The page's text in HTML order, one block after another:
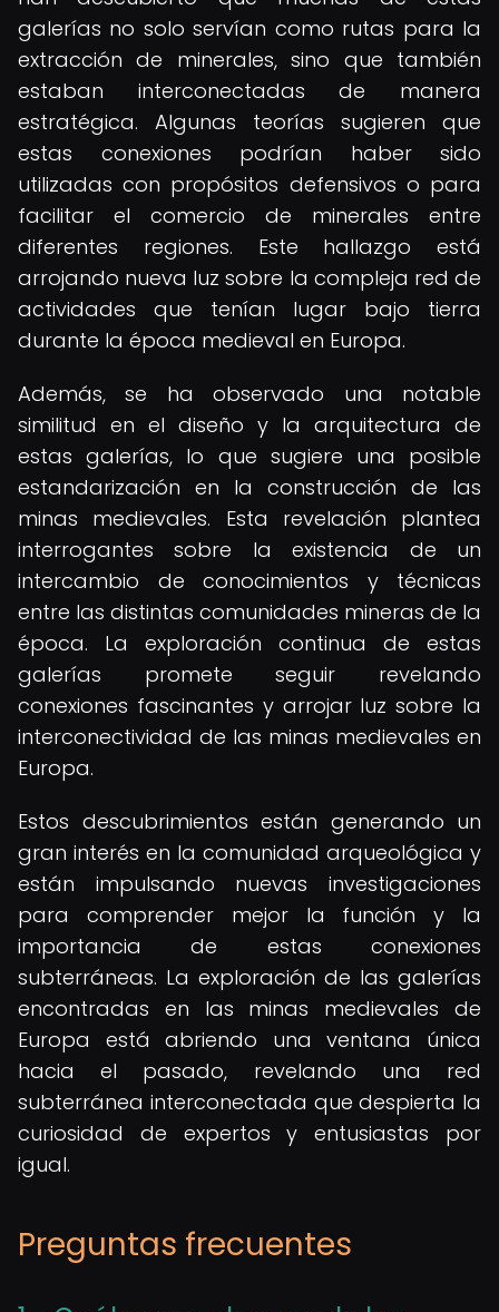
galerías no solo servían como rutas para la
extracción de minerales, sino que también
estaban interconectadas de manera
estratégica. Algunas teorías sugieren que
estas conexiones podrían haber sido
utilizadas con propósitos defensivos o para
facilitar el comercio de minerales entre
diferentes regiones. Este hallazgo está
arrojando nueva luz sobre la compleja red de
actividades que tenían lugar bajo tierra
durante la época medieval en Europa.
Además, se ha observado una notable
similitud en el diseño y la arquitectura de
estas galerías, lo que sugiere una posible
estandarización en la construcción de las
minas medievales. Esta revelación plantea
interrogantes sobre la existencia de un
intercambio de conocimientos y técnicas
entre las distintas comunidades mineras de la
época. La exploración continua de estas
galerías promete seguir revelando
conexiones fascinantes y arrojar luz sobre la
interconectividad de las minas medievales en
Europa.
Estos descubrimientos están generando un
gran interés en la comunidad arqueológica y
están impulsando nuevas investigaciones
para comprender mejor la función y la
importancia de estas conexiones
subterráneas. La exploración de las galerías
encontradas en las minas medievales de
Europa está abriendo una ventana única
hacia el pasado, revelando una red
subterránea interconectada que despierta la
curiosidad de expertos y entusiastas por
igual.
Preguntas frecuentes